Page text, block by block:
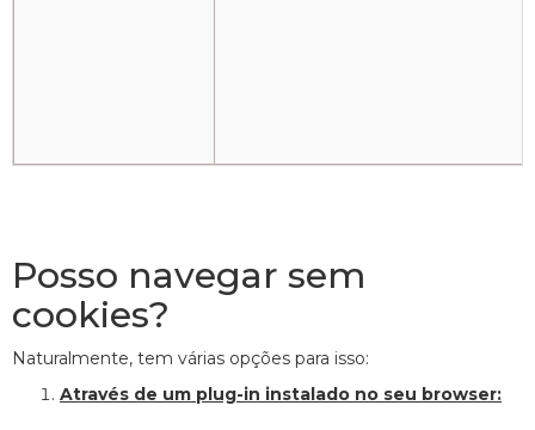
Posso navegar sem
cookies?
Naturalmente, tem várias opções para isso:
Através de um plug-in instalado no seu browser: